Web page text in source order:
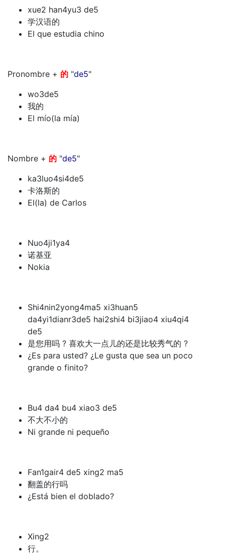
xue2 han4yu3 de5
学汉语的
El que estudia chino
Pronombre + 的 "de5"
wo3de5
我的
El mío(la mía)
Nombre + 的 "de5"
ka3luo4si4de5
卡洛斯的
El(la) de Carlos
Nuo4ji1ya4
诺基亚
Nokia
Shi4nin2yong4ma5 xi3huan5
da4yi1dianr3de5 hai2shi4 bi3jiao4 xiu4qi4
de5
是您用吗 ? 喜欢大一点儿的还是比较秀气的 ?
¿Es para usted? ¿Le gusta que sea un poco
grande o finito?
Bu4 da4 bu4 xiao3 de5
不大不小的
Ni grande ni pequeño
Fan1gair4 de5 xing2 ma5
翻盖的行吗
¿Está bien el doblado?
Xing2
行。